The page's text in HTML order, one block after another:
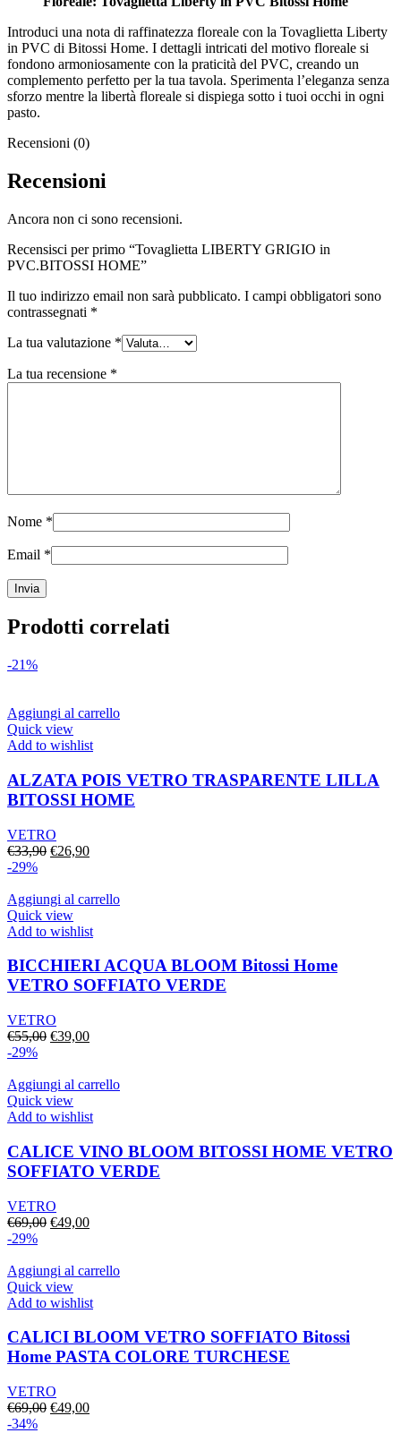
Introduci una nota di raffinatezza floreale con la Tovaglietta Liberty
in PVC di Bitossi Home. I dettagli intricati del motivo floreale si
fondono armoniosamente con la praticità del PVC, creando un
complemento perfetto per la tua tavola. Sperimenta l’eleganza senza
sforzo mentre la libertà floreale si dispiega sotto i tuoi occhi in ogni
pasto.
Recensioni (0)
Recensioni
Ancora non ci sono recensioni.
Recensisci per primo “Tovaglietta LIBERTY GRIGIO in
PVC.BITOSSI HOME”
Il tuo indirizzo email non sarà pubblicato. I campi obbligatori sono
contrassegnati *
La tua valutazione *
La tua recensione *
Nome *
Email *
Prodotti correlati
-21%
Aggiungi al carrello
Quick view
Add to wishlist
ALZATA POIS VETRO TRASPARENTE LILLA
BITOSSI HOME
VETRO
€33,90 Il
era:
€33,90.
€26,90Il
è:
-29%
Aggiungi al carrello
Quick view
Add to wishlist
BICCHIERI ACQUA BLOOM Bitossi Home
VETRO SOFFIATO VERDE
VETRO
€55,00 Il
era:
€55,00.
€39,00Il
è:
-29%
Aggiungi al carrello
Quick view
Add to wishlist
CALICE VINO BLOOM BITOSSI HOME VETRO
SOFFIATO VERDE
VETRO
€69,00 Il
era:
€69,00.
€49,00Il
è:
-29%
Aggiungi al carrello
Quick view
Add to wishlist
CALICI BLOOM VETRO SOFFIATO Bitossi
Home PASTA COLORE TURCHESE
VETRO
€69,00 Il
€49,00Il
-34%